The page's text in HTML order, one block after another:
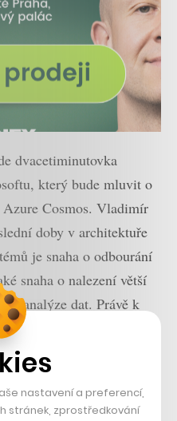
dvacetiminutovka
který bude mluvit o
Cosmos. Vladimír
doby v architektuře
je snaha o odbourání
snaha o nalezení větší
analýze dat. Právě k
a Azure Cosmos DB
sídle Microsoftu ČR na
nastavení a preferencí,
stránek, zprostředkování